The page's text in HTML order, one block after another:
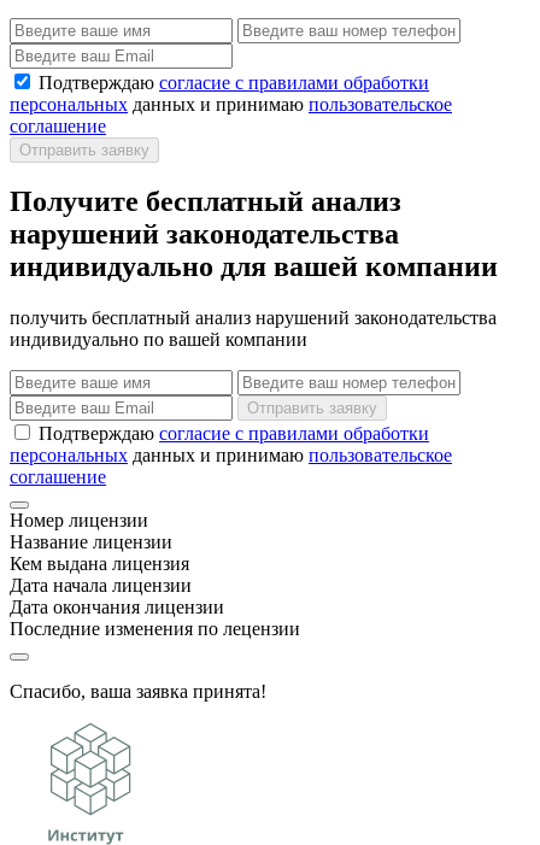
Подтверждаю согласие с правилами обработки
персональных данных и принимаю пользовательское
соглашение
Отправить заявку
Получите бесплатный анализ
нарушений законодательства
индивидуально для вашей компании
получить бесплатный анализ нарушений законодательства
индивидуально по вашей компании
Отправить заявку
Подтверждаю согласие с правилами обработки
персональных данных и принимаю пользовательское
соглашение
Номер лицензии
Название лицензии
Кем выдана лицензия
Дата начала лицензии
Дата окончания лицензии
Последние изменения по лецензии
Спасибо, ваша заявка принята!